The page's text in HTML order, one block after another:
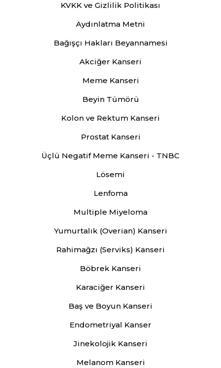
KVKK ve Gizlilik Politikası
Aydınlatma Metni
Bağışçı Hakları Beyannamesi
Akciğer Kanseri
Meme Kanseri
Beyin Tümörü
Kolon ve Rektum Kanseri
Prostat Kanseri
Üçlü Negatif Meme Kanseri - TNBC
Lösemi
Lenfoma
Multiple Miyeloma
Yumurtalık (Overian) Kanseri
Rahimağzı (Serviks) Kanseri
Böbrek Kanseri
Karaciğer Kanseri
Baş ve Boyun Kanseri
Endometriyal Kanser
Jinekolojik Kanseri
Melanom Kanseri